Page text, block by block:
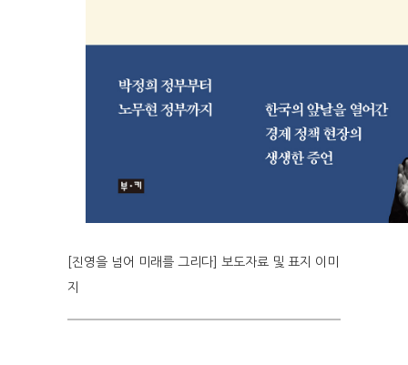
[진영을 넘어 미래를 그리다] 보도자료 및 표지 이미
지